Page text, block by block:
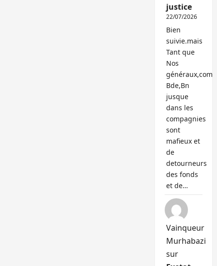
justice
22/07/2026
Bien
suivie.mais
Tant que
Nos
généraux,com
Bde,Bn
jusque
dans les
compagnies
sont
mafieux et
de
detourneurs
des fonds
et de…
Vainqueur
Murhabazi
sur